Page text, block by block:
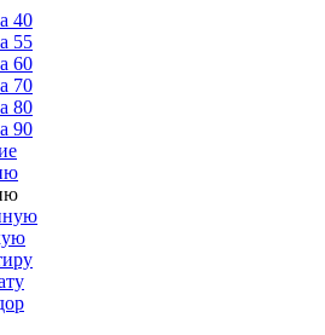
40
55
60
70
80
90